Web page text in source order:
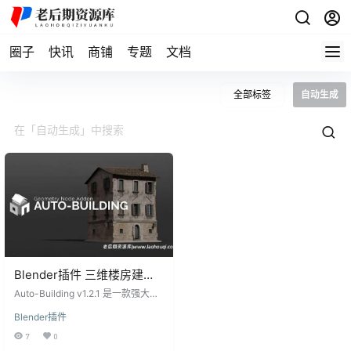
圈子 快讯 商铺 专题 文档
全部标签 自动生成
Blender插件 三维楼房建筑
自动生成器+预设 Auto-
Auto-Building v1.2.1 是一款强大的
节点，轻松创建各种建筑结构，完
全按照您的喜好定制！您无需了解
Blender插件
7 0